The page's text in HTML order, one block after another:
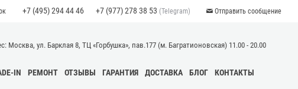
+7 (495) 294 44 46 +7 (977) 278 38 53 (Telegram) Отправить сообщение
Москва, ул. Барклая 8, ТЦ «Горбушка», пав.177 (м. Багратионовская) 11.00 - 20.00
IN РЕМОНТ ОТЗЫВЫ ГАРАНТИЯ ДОСТАВКА БЛОГ КОНТАКТЫ